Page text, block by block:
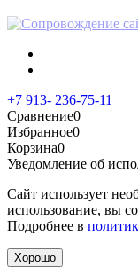
+7 913- 236-75-11
Сравнение0
Избранное0
Корзина0
Уведомление об
Сайт использует
использование, вы
Подробнее в
Хорошо